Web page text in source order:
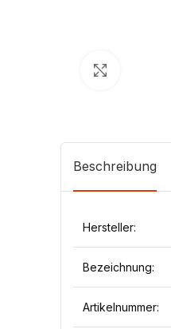
Beschreibung
Hersteller:
Bezeichnung:
Artikelnummer: